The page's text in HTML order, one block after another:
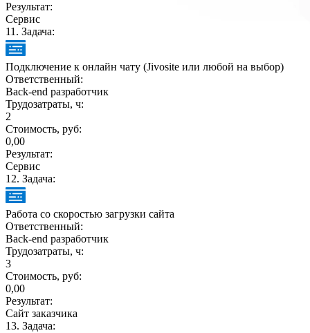
Результат:
Сервис
11. Задача:
Подключение к онлайн чату (Jivosite или любой на выбор)
Ответственный:
Back-end разработчик
Трудозатраты, ч:
2
Стоимость, руб:
0,00
Результат:
Сервис
12. Задача:
Работа со скоростью загрузки сайта
Ответственный:
Back-end разработчик
Трудозатраты, ч:
3
Стоимость, руб:
0,00
Результат:
Сайт заказчика
13. Задача: